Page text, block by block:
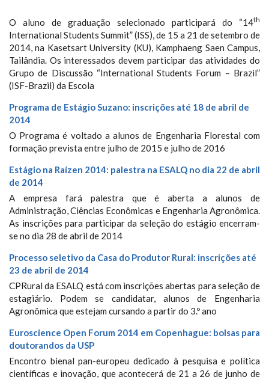
O aluno de graduação selecionado participará do “14th
International Students Summit” (ISS), de 15 a 21 de setembro de
2014, na Kasetsart University (KU), Kamphaeng Saen Campus,
Tailândia. Os interessados devem participar das atividades do
Grupo de Discussão “International Students Forum – Brazil”
(ISF-Brazil) da Escola
Programa de Estágio Suzano: inscrições até 18 de abril de
2014
O Programa é voltado a alunos de Engenharia Florestal com
formação prevista entre julho de 2015 e julho de 2016
Estágio na Raízen 2014: palestra na ESALQ no dia 22 de abril
de 2014
A empresa fará palestra que é aberta a alunos de
Administração, Ciências Econômicas e Engenharia Agronômica.
As inscrições para participar da seleção do estágio encerram-
se no dia 28 de abril de 2014
Processo seletivo da Casa do Produtor Rural: inscrições até
23 de abril de 2014
CPRural da ESALQ está com inscrições abertas para seleção de
estagiário. Podem se candidatar, alunos de Engenharia
Agronômica que estejam cursando a partir do 3.º ano
Euroscience Open Forum 2014 em Copenhague: bolsas para
doutorandos da USP
Encontro bienal pan-europeu dedicado à pesquisa e política
científicas e inovação, que acontecerá de 21 a 26 de junho de